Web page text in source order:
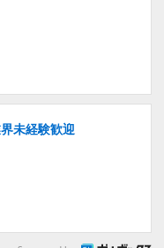
未経験歓迎